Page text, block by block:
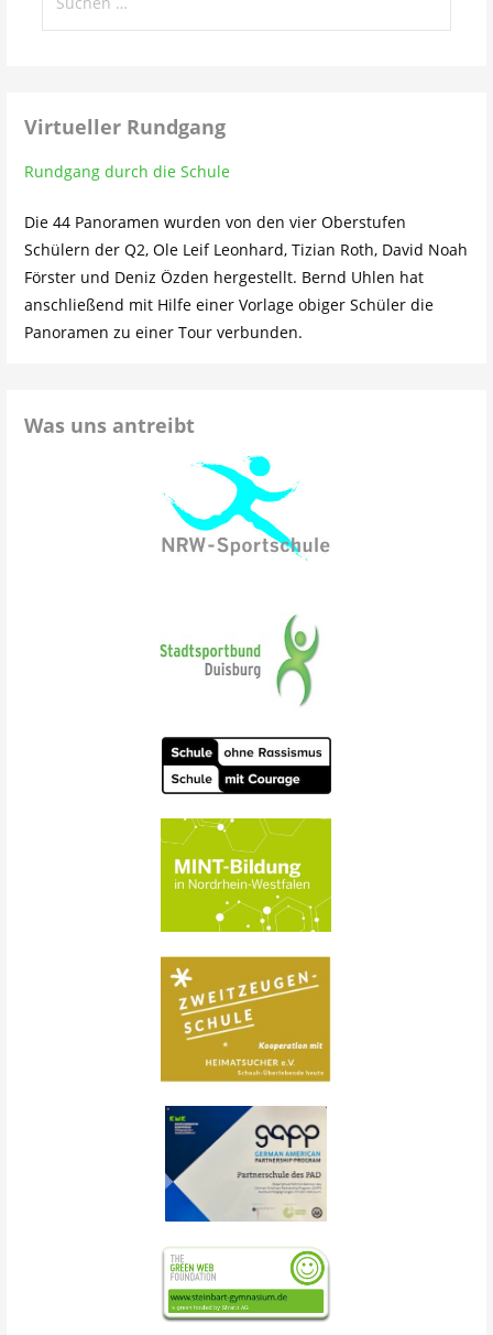
nach:
Virtueller Rundgang
Rundgang durch die Schule
Die 44 Panoramen wurden von den vier Oberstufen
Schülern der Q2, Ole Leif Leonhard, Tizian Roth, David Noah
Förster und Deniz Özden hergestellt. Bernd Uhlen hat
anschließend mit Hilfe einer Vorlage obiger Schüler die
Panoramen zu einer Tour verbunden.
Was uns antreibt